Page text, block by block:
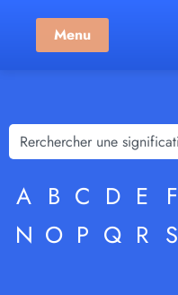
Menu
A B C D E F
N O P Q R S